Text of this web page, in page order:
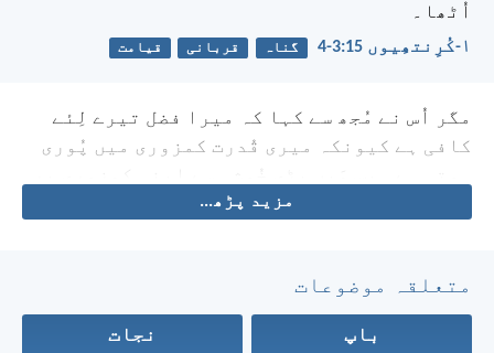
اُٹھا۔
۱-کُرِنتھِیوں 15:‏3-‏4 گناہ قربانی قیامت
مگر اُس نے مُجھ سے کہا کہ میرا فضل تیرے لِئے
کافی ہے کیونکہ میری قُدرت کمزوری میں پُوری
فخر کرُوں گا تاکہ مسِیح کی قُدرت مُجھ پر چھائی
مزید پڑھ...
متعلقہ موضوعات
باپ نجات